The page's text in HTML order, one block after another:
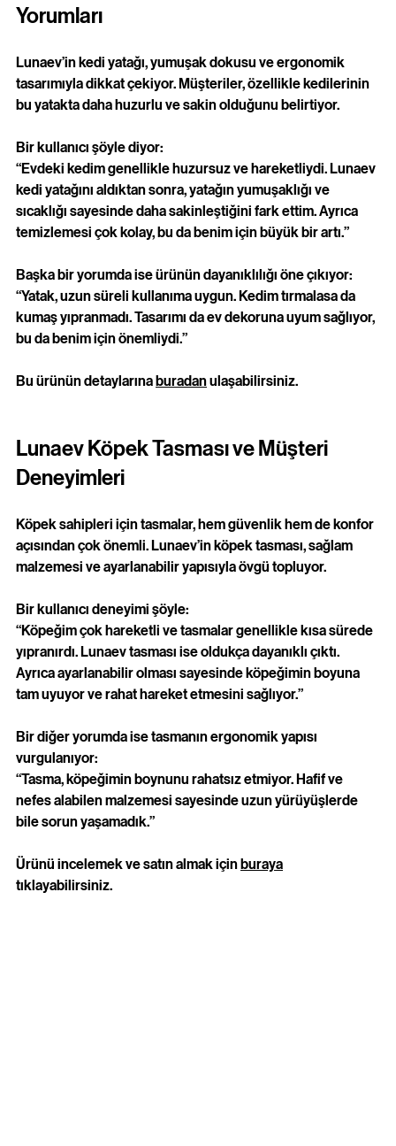
Yorumları
Lunaev’in kedi yatağı, yumuşak dokusu ve ergonomik
tasarımıyla dikkat çekiyor. Müşteriler, özellikle kedilerinin
bu yatakta daha huzurlu ve sakin olduğunu belirtiyor.
Bir kullanıcı şöyle diyor:
“Evdeki kedim genellikle huzursuz ve hareketliydi. Lunaev
kedi yatağını aldıktan sonra, yatağın yumuşaklığı ve
sıcaklığı sayesinde daha sakinleştiğini fark ettim. Ayrıca
temizlemesi çok kolay, bu da benim için büyük bir artı.”
Başka bir yorumda ise ürünün dayanıklılığı öne çıkıyor:
“Yatak, uzun süreli kullanıma uygun. Kedim tırmalasa da
kumaş yıpranmadı. Tasarımı da ev dekoruna uyum sağlıyor,
bu da benim için önemliydi.”
Bu ürünün detaylarına buradan ulaşabilirsiniz.
Lunaev Köpek Tasması ve Müşteri
Deneyimleri
Köpek sahipleri için tasmalar, hem güvenlik hem de konfor
açısından çok önemli. Lunaev’in köpek tasması, sağlam
malzemesi ve ayarlanabilir yapısıyla övgü topluyor.
Bir kullanıcı deneyimi şöyle:
“Köpeğim çok hareketli ve tasmalar genellikle kısa sürede
yıpranırdı. Lunaev tasması ise oldukça dayanıklı çıktı.
Ayrıca ayarlanabilir olması sayesinde köpeğimin boyuna
tam uyuyor ve rahat hareket etmesini sağlıyor.”
Bir diğer yorumda ise tasmanın ergonomik yapısı
vurgulanıyor:
“Tasma, köpeğimin boynunu rahatsız etmiyor. Hafif ve
nefes alabilen malzemesi sayesinde uzun yürüyüşlerde
bile sorun yaşamadık.”
Ürünü incelemek ve satın almak için buraya
tıklayabilirsiniz.